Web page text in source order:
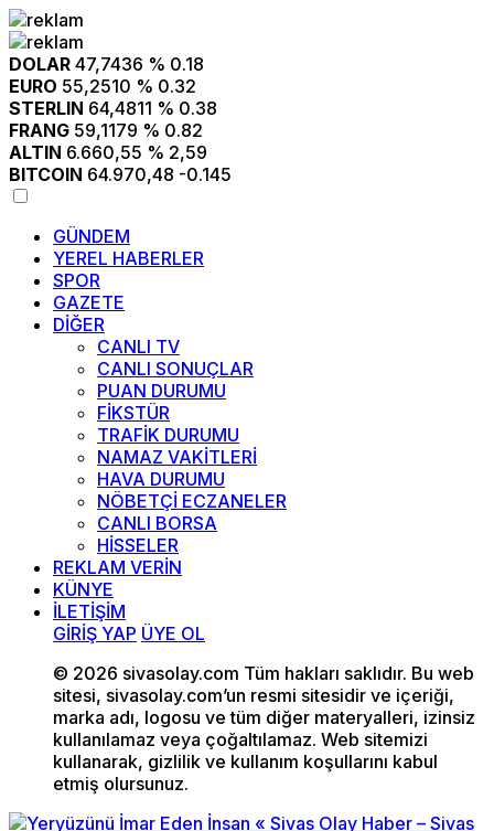
DOLAR 47,7436 % 0.18
EURO 55,2510 % 0.32
STERLIN 64,4811 % 0.38
FRANG 59,1179 % 0.82
ALTIN 6.660,55 % 2,59
BITCOIN 64.970,48 -0.145
GÜNDEM
YEREL HABERLER
SPOR
GAZETE
DİĞER
CANLI TV
CANLI SONUÇLAR
PUAN DURUMU
FİKSTÜR
TRAFİK DURUMU
NAMAZ VAKİTLERİ
HAVA DURUMU
NÖBETÇİ ECZANELER
CANLI BORSA
HİSSELER
REKLAM VERİN
KÜNYE
İLETİŞİM
GİRİŞ YAP ÜYE OL
© 2026 sivasolay.com Tüm hakları saklıdır. Bu web
sitesi, sivasolay.com’un resmi sitesidir ve içeriği,
marka adı, logosu ve tüm diğer materyalleri, izinsiz
kullanılamaz veya çoğaltılamaz. Web sitemizi
kullanarak, gizlilik ve kullanım koşullarını kabul
etmiş olursunuz.